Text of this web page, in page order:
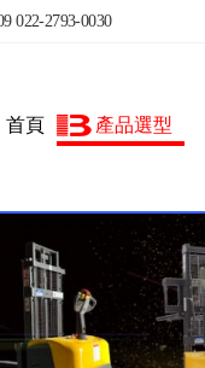
022-2793-0030
首頁 產品選型